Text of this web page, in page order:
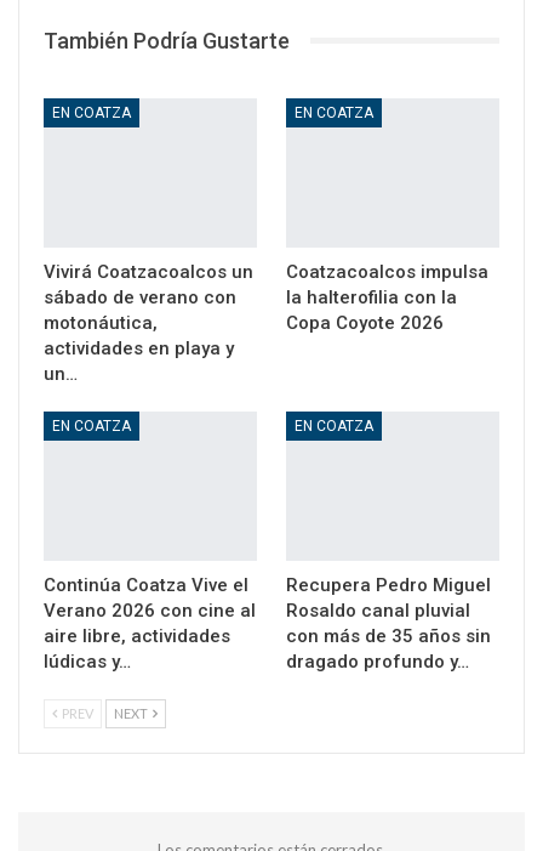
También Podría Gustarte
EN COATZA
Vivirá Coatzacoalcos un
sábado de verano con
motonáutica,
actividades en playa y
un…
EN COATZA
Coatzacoalcos impulsa
la halterofilia con la
Copa Coyote 2026
EN COATZA
Continúa Coatza Vive el
Verano 2026 con cine al
aire libre, actividades
lúdicas y…
EN COATZA
Recupera Pedro Miguel
Rosaldo canal pluvial
con más de 35 años sin
dragado profundo y…
PREV NEXT